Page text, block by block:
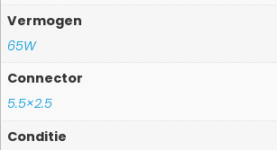
Vermogen
65W
Connector
5.5×2.5
Conditie